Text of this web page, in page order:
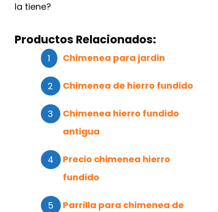
la tiene?
Productos Relacionados:
Chimenea para jardin
Chimenea de hierro fundido
Chimenea hierro fundido
antigua
Precio chimenea hierro
fundido
Parrilla para chimenea de